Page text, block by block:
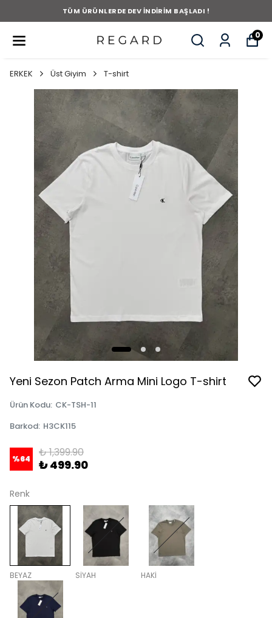
TÜM ÜRÜNLERDE DEV İNDİRİM BAŞLADI !
0
ERKEK Üst Giyim T-shirt
Yeni Sezon Patch Arma Mini Logo T-shirt
Ürün Kodu: CK-TSH-11
Barkod: H3CK115
%64 ₺ 1,399.90
₺ 499.90
Renk
BEYAZ SİYAH HAKİ